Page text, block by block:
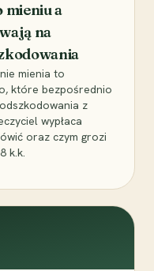
mieniu a
na
mienia to
które bezpośrednio
z
wypłaca
oraz czym grozi
k.k.